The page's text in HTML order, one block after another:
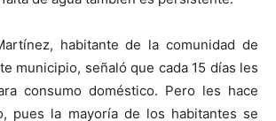
habitante de la comunidad de
municipio, señaló que cada 15 días les
consumo doméstico. Pero les hace
pues la mayoría de los habitantes se